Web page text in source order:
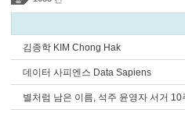
김종학 KIM Chong Hak
데이터 사피엔스 Data Sapiens
별처럼 남은 이름, 석주 윤영자 서거